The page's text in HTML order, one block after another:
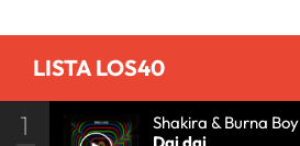
LISTA LOS40
1
Shakira & Burna Boy
Dai dai